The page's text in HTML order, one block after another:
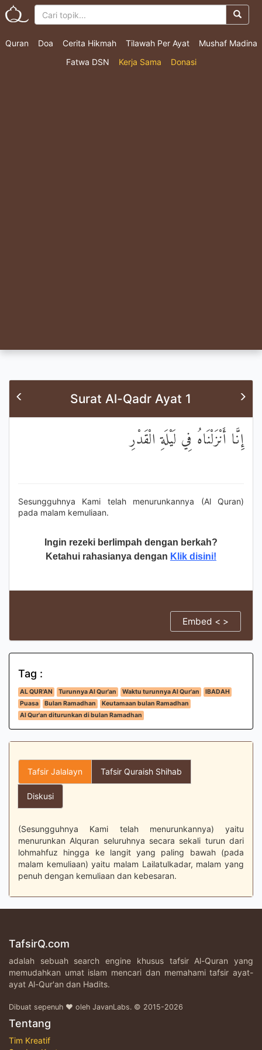
Quran Doa Cerita Hikmah Tilawah Per Ayat
Mushaf Madina
Fatwa DSN
Kerja Sama Donasi
Surat Al-Qadr Ayat 1
إِنَّا أَنْزَلْنَاهُ فِي لَيْلَةِ الْقَدْرِ
Sesungguhnya Kami telah menurunkannya (Al Quran)
pada malam kemuliaan.
Ingin rezeki berlimpah dengan berkah?
Ketahui rahasianya dengan Klik disini!
Embed < >
Tag :
AL QUR'AN Turunnya Al Qur'an Waktu turunnya Al Qur'an
IBADAH
Puasa
Bulan Ramadhan
Keutamaan bulan Ramadhan
Al Qur'an diturunkan di bulan Ramadhan
Tafsir Jalalayn Tafsir Quraish Shihab
Diskusi
(Sesungguhnya Kami telah menurunkannya) yaitu
menurunkan Alquran seluruhnya secara sekali turun dari
lohmahfuz hingga ke langit yang paling bawah (pada
malam kemuliaan) yaitu malam Lailatulkadar, malam yang
penuh dengan kemuliaan dan kebesaran.
TafsirQ.com
adalah sebuah search engine khusus tafsir Al-Quran yang
memudahkan umat islam mencari dan memahami tafsir ayat-
ayat Al-Qur'an dan Hadits.
Dibuat sepenuh ♥ oleh JavanLabs. © 2015-2026
Tentang
Tim Kreatif